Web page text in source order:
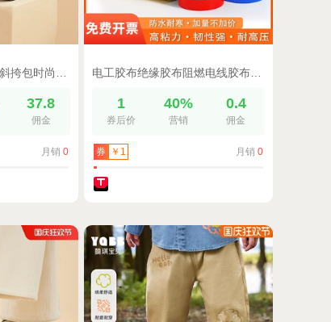
37.8
佣金
月销 0
1
券后价
40%
营销
0.4
佣金
券 ￥1 月销 0